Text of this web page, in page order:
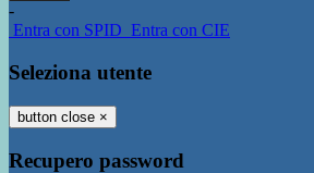
-
Entra con SPID Entra con CIE
Seleziona utente
button close ×
Recupero password